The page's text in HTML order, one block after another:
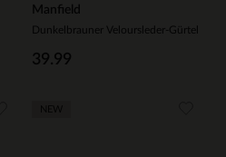
Manfield
Dunkelbrauner Veloursleder-Gürtel
39.99